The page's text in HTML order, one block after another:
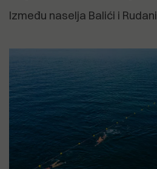
Između naselja Balići i Rudani